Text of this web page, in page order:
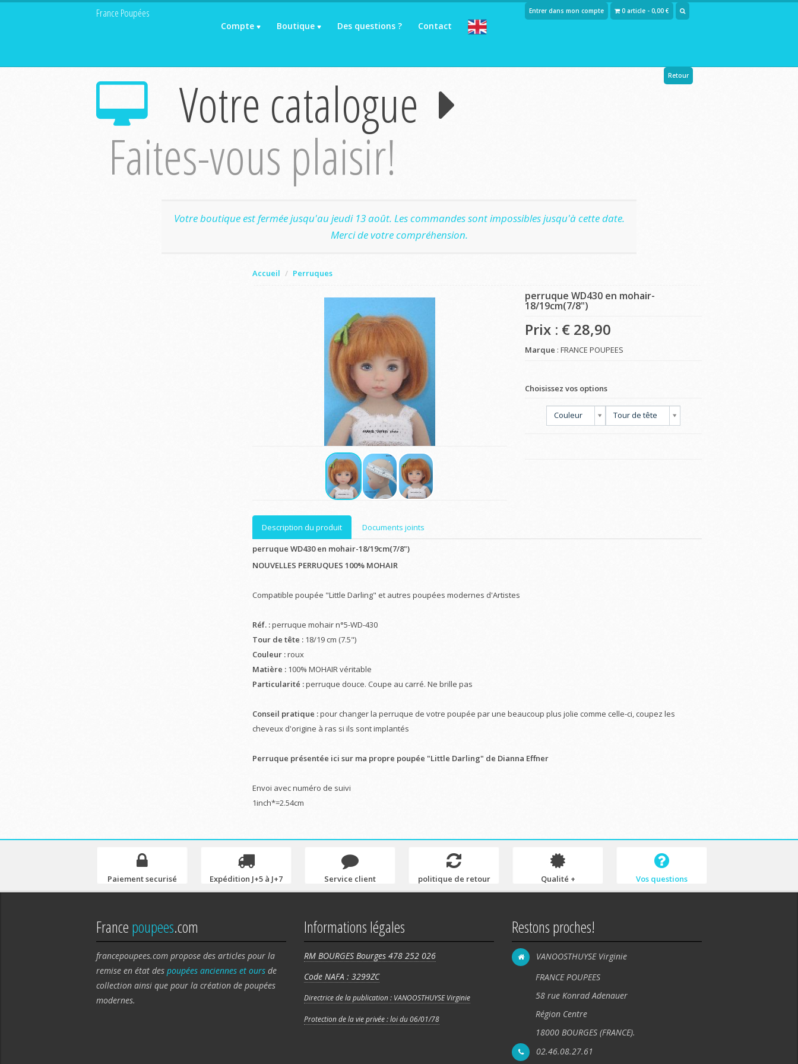
France Poupées
Compte Boutique Des questions ? Contact
Entrer dans mon compte 0 article - 0,00 €
Votre catalogue
Faites-vous plaisir!
Retour
Votre boutique est fermée jusqu'au jeudi 13 août. Les commandes sont impossibles jusqu'à cette date.
Merci de votre compréhension.
Accueil Perruques
perruque WD430 en mohair-
18/19cm(7/8")
Prix : € 28,90
Marque : FRANCE POUPEES
Choisissez vos options
Couleur Tour de tête
Description du produit
Documents joints
perruque WD430 en mohair-18/19cm(7/8")
NOUVELLES PERRUQUES 100% MOHAIR
Compatible poupée "Little Darling" et autres poupées modernes d'Artistes
Réf. :perruque mohair n°5-WD-430
Tour de tête :18/19 cm (7.5")
Couleur :roux
Matière :100% MOHAIR véritable
Particularité :perruque douce. Coupe au carré. Ne brille pas
Conseil pratique :pour changer la perruque de votre poupée par une beaucoup plus jolie comme celle-ci, coupez les
cheveux d'origine à ras si ils sont implantés
Perruque présentée ici sur ma propre poupée "Little Darling" de Dianna Effner
Envoi avec numéro de suivi
1inch*=2.54cm
Paiement securisé Expédition J+5 à J+7 Service client politique de retour Qualité + Vos questions
Francepoupees.com
francepoupees.com propose des articles pour la
remise en état des poupées anciennes et ours de
collection ainsi que pour la création de poupées
modernes.
Informations légales
RM BOURGES Bourges 478 252 026
Code NAFA : 3299ZC
Directrice de la publication : VANOOSTHUYSE Virginie
Protection de la vie privée : loi du 06/01/78
Restons proches!
VANOOSTHUYSE Virginie
FRANCE POUPEES
58 rue Konrad Adenauer
Région Centre
18000 BOURGES (FRANCE).
02.46.08.27.61